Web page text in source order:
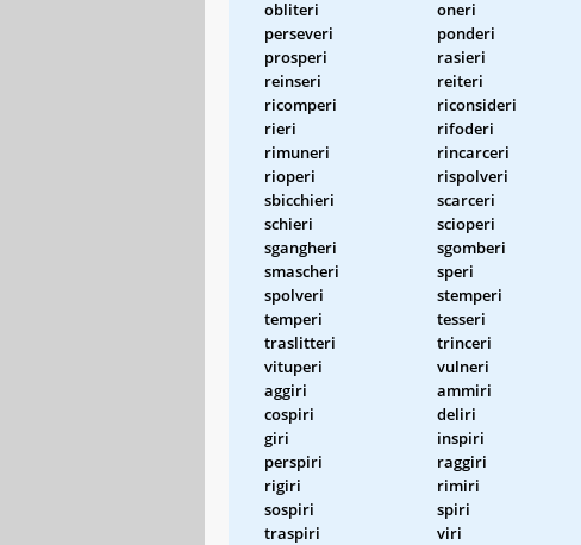
obliteri
oneri
perseveri
ponderi
prosperi
rasieri
reinseri
reiteri
ricomperi
riconsideri
rieri
rifoderi
rimuneri
rincarceri
rioperi
rispolveri
sbicchieri
scarceri
schieri
scioperi
sgangheri
sgomberi
smascheri
speri
spolveri
stemperi
temperi
tesseri
traslitteri
trinceri
vituperi
vulneri
aggiri
ammiri
cospiri
deliri
giri
inspiri
perspiri
raggiri
rigiri
rimiri
sospiri
spiri
traspiri
viri